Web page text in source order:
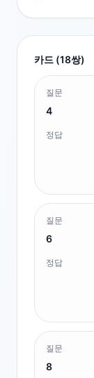
카드 (18쌍)
질문
4
정답
질문
6
정답
질문
8